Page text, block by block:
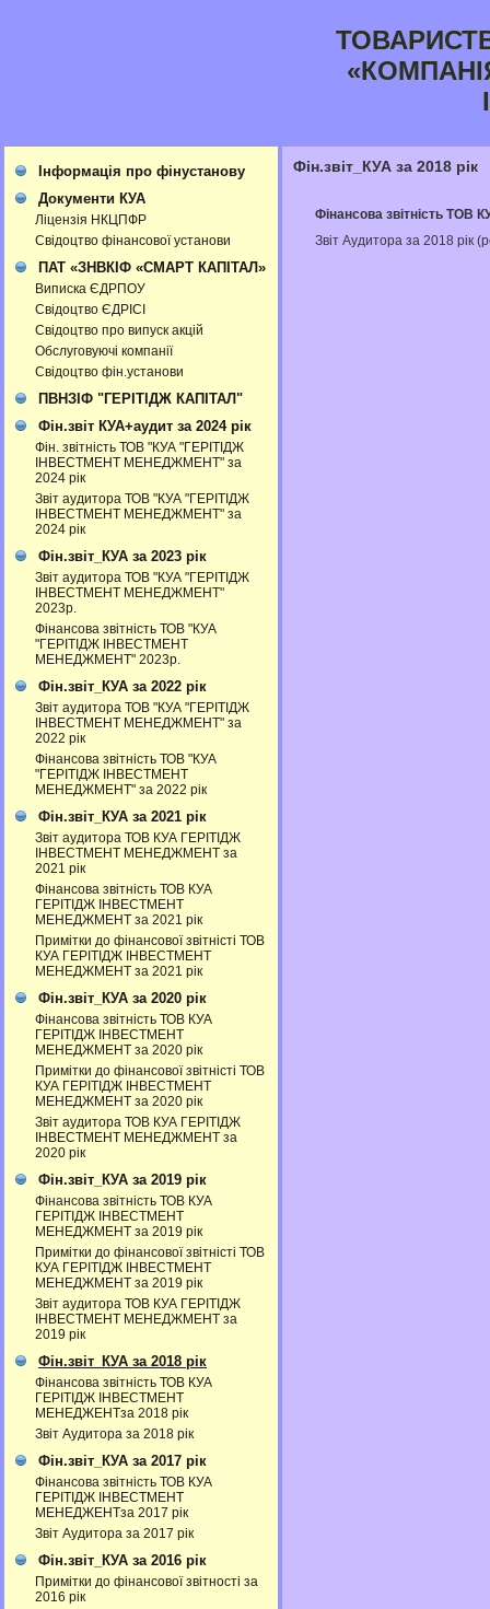
Інформація про фінустанову
Документи КУА
Ліцензія НКЦПФР
Свідоцтво фінансової установи
ПАТ «ЗНВКІФ «СМАРТ КАПІТАЛ»
Виписка ЄДРПОУ
Свідоцтво ЄДРІСІ
Свідоцтво про випуск акцій
Обслуговуючі компанії
Свідоцтво фін.установи
ПВНЗІФ "ГЕРІТІДЖ КАПІТАЛ"
Фін.звіт КУА+аудит за 2024 рік
Фін. звітність ТОВ "КУА "ГЕРІТІДЖ
ІНВЕСТМЕНТ МЕНЕДЖМЕНТ" за
2024 рік
Звіт аудитора ТОВ "КУА "ГЕРІТІДЖ
ІНВЕСТМЕНТ МЕНЕДЖМЕНТ" за
2024 рік
Фін.звіт_КУА за 2023 рік
Звіт аудитора ТОВ "КУА "ГЕРІТІДЖ
ІНВЕСТМЕНТ МЕНЕДЖМЕНТ"
2023р.
Фінансова звітність ТОВ "КУА
"ГЕРІТІДЖ ІНВЕСТМЕНТ
МЕНЕДЖМЕНТ" 2023р.
Фін.звіт_КУА за 2022 рік
Звіт аудитора ТОВ "КУА "ГЕРІТІДЖ
ІНВЕСТМЕНТ МЕНЕДЖМЕНТ" за
2022 рік
Фінансова звітність ТОВ "КУА
"ГЕРІТІДЖ ІНВЕСТМЕНТ
МЕНЕДЖМЕНТ" за 2022 рік
Фін.звіт_КУА за 2021 рік
Звіт аудитора ТОВ КУА ГЕРІТІДЖ
ІНВЕСТМЕНТ МЕНЕДЖМЕНТ за
2021 рік
Фінансова звітність ТОВ КУА
ГЕРІТІДЖ ІНВЕСТМЕНТ
МЕНЕДЖМЕНТ за 2021 рік
Примітки до фінансової звітністі ТОВ
КУА ГЕРІТІДЖ ІНВЕСТМЕНТ
МЕНЕДЖМЕНТ за 2021 рік
Фін.звіт_КУА за 2020 рік
Фінансова звітність ТОВ КУА
ГЕРІТІДЖ ІНВЕСТМЕНТ
МЕНЕДЖМЕНТ за 2020 рік
Примітки до фінансової звітністі ТОВ
КУА ГЕРІТІДЖ ІНВЕСТМЕНТ
МЕНЕДЖМЕНТ за 2020 рік
Звіт аудитора ТОВ КУА ГЕРІТІДЖ
ІНВЕСТМЕНТ МЕНЕДЖМЕНТ за
2020 рік
Фін.звіт_КУА за 2019 рік
Фінансова звітність ТОВ КУА
ГЕРІТІДЖ ІНВЕСТМЕНТ
МЕНЕДЖМЕНТ за 2019 рік
Примітки до фінансової звітністі ТОВ
КУА ГЕРІТІДЖ ІНВЕСТМЕНТ
МЕНЕДЖМЕНТ за 2019 рік
Звіт аудитора ТОВ КУА ГЕРІТІДЖ
ІНВЕСТМЕНТ МЕНЕДЖМЕНТ за
2019 рік
Фін.звіт_КУА за 2018 рік
Фінансова звітність ТОВ КУА
ГЕРІТІДЖ ІНВЕСТМЕНТ
МЕНЕДЖЕНТза 2018 рік
Звіт Аудитора за 2018 рік
Фін.звіт_КУА за 2017 рік
Фінансова звітність ТОВ КУА
ГЕРІТІДЖ ІНВЕСТМЕНТ
МЕНЕДЖЕНТза 2017 рік
Звіт Аудитора за 2017 рік
Фін.звіт_КУА за 2016 рік
Примітки до фінансової звітності за
2016 рік
Фін.звіт_КУА за 2018 рік
Фінансова звітність
Звіт Аудитора за 2018 рік